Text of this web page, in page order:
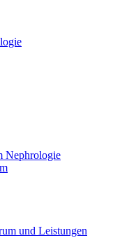
Nephrologie
und Leistungen